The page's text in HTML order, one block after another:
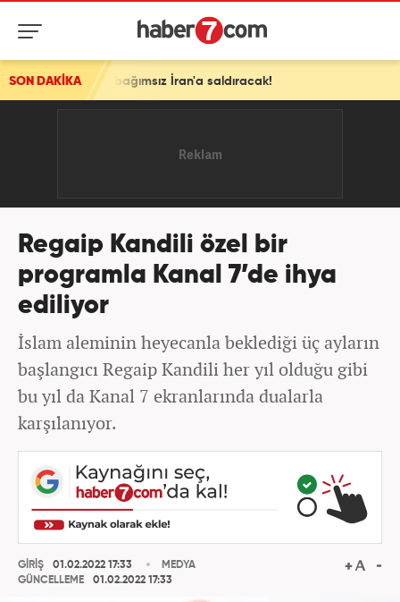
SON DAKİKA
bağımsız İran'a saldıracak!
Regaip Kandili özel bir
programla Kanal 7’de ihya
ediliyor
İslam aleminin heyecanla beklediği üç ayların
başlangıcı Regaip Kandili her yıl olduğu gibi
bu yıl da Kanal 7 ekranlarında dualarla
karşılanıyor.
GİRİŞ
01.02.2022 17:33
GÜNCELLEME
01.02.2022 17:33
MEDYA